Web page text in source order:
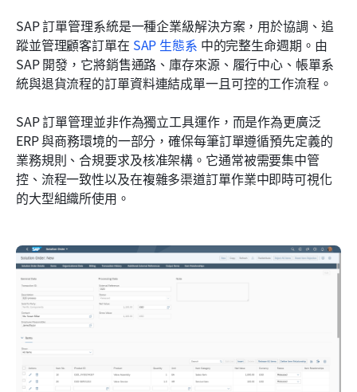
SAP 訂單管理系統是一種企業級解決方案，用於協調、追
蹤並管理顧客訂單在 SAP 生態系 中的完整生命週期。由
SAP 開發，它將銷售通路、庫存來源、履行中心、帳單系
統與退貨流程的訂單資料連結成單一且可控的工作流程。
SAP 訂單管理並非作為獨立工具運作，而是作為更廣泛
ERP 與商務環境的一部分，確保每筆訂單遵循預先定義的
業務規則、合規要求及核准架構。它通常被需要集中管
控、流程一致性以及在複雜多渠道訂單作業中即時可視化
的大型組織所使用。